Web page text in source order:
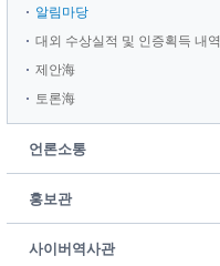
알림마당
대외 수상실적 및 인증획득 내역
제안海
토론海
언론소통
홍보관
사이버역사관